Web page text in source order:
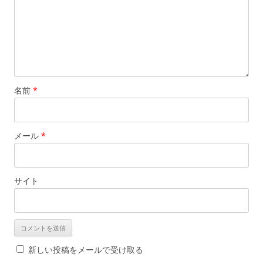
名前 *
メール *
サイト
新しい投稿をメールで受け取る